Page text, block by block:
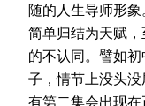
随的人生导师形
简单归结为天赋
的不认同。譬如
子，情节上没头
有第二集会出现